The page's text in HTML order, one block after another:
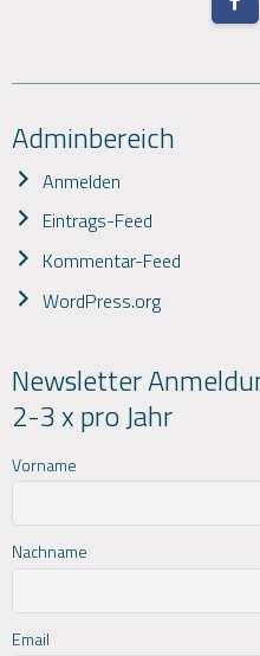
Adminbereich
Anmelden
Eintrags-Feed
Kommentar-Feed
WordPress.org
Newsletter
2-3 x pro Jahr
Vorname
Nachname
Email